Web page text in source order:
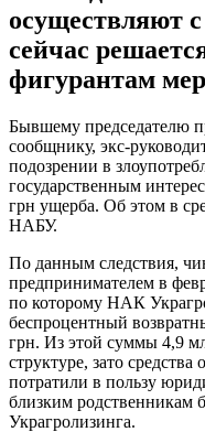
осуществляют с
сейчас
фигурантам
Бывшему председателю
сообщнику, экс-
подозрении в
государственным
грн ущерба. Об этом в
НАБУ.
По данным следствия,
предпринимателем в
по которому НАК
беспроцентный
грн. Из этой суммы 4,9
структуре, зато
потратили в пользу
близким родственникам
Украгролизинга.